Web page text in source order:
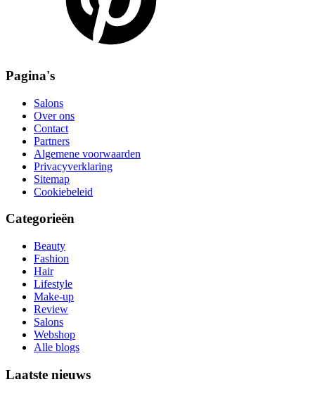
Pagina's
Salons
Over ons
Contact
Partners
Algemene voorwaarden
Privacyverklaring
Sitemap
Cookiebeleid
Categorieën
Beauty
Fashion
Hair
Lifestyle
Make-up
Review
Salons
Webshop
Alle blogs
Laatste nieuws